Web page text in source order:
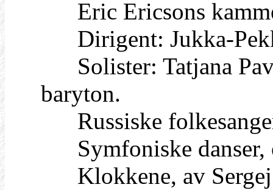
Eric Ericsons
Dirigent: Jukka-
Solister: Tatjana
baryton.
Russiske
Symfoniske danser,
Klokkene, av Sergej